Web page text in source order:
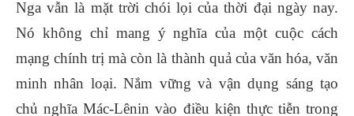
Nga vẫn là mặt trời chói lọi của thời đại ngày nay.
Nó không chỉ mang ý nghĩa của một cuộc cách
mạng chính trị mà còn là thành quả của văn hóa, văn
minh nhân loại. Nắm vững và vận dụng sáng tạo
chủ nghĩa Mác-Lênin vào điều kiện thực tiễn trong